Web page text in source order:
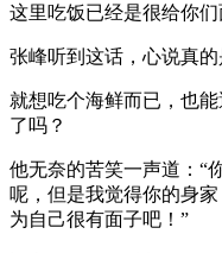
这里吃饭已经是很给你们
张峰听到这话，心说真的
就想吃个海鲜而已，也
了吗？
他无奈的苦笑一声道：“
呢，但是我觉得你的身
为自己很有面子吧！”